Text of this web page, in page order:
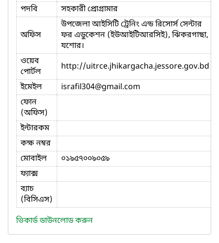
পদবি
সহকারী প্রোগ্রামার
অফিস
উপজেলা আইসিটি ট্রেনিং এন্ড রিসোর্স সেন্টার
ফর এডুকেশন (ইউআইটিআরসিই), ঝিকরগাছা,
যশোর।
ওয়েব
পোর্টল
http://uitrce.jhikargacha.jessore.gov.bd
ইমেইল
israfil304@gmail.com
ফোন
(অফিস)
ইন্টারকম
কক্ষ নম্বর
মোবাইল
০১৯৫৭০০৯০৫৯
ফ্যাক্স
ব্যাচ
(বিসিএস)
ভিকার্ড ডাউনলোড করুন